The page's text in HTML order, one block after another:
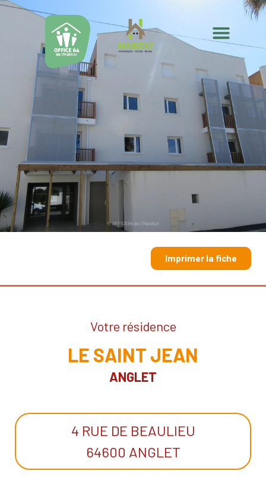
Imprimer la fiche
Votre résidence
LE SAINT JEAN
ANGLET
4 RUE DE BEAULIEU
64600 ANGLET